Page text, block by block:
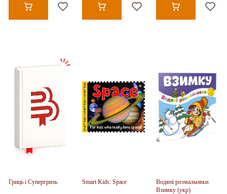
Гриць і Супергризь Smart Kids: Space
Водяні розмальовки.
Взимку (укр)